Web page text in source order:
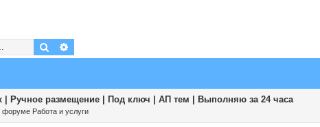
Поиск
| Ручное размещение | Под ключ | АП тем | Выполняю за 24 часа
форуме Работа и услуги